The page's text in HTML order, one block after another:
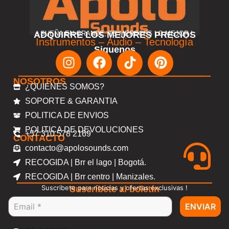
ADQUIRRE LOS MEJORES PRECIOS
! SUEÑA EN GRANDE, TE MERECES LO MEJOR !
Instrumentos – Audio – Tecnología
Siguenos
NOSOTROS
¿QUIENES SOMOS?
SOPORTE & GARANTIA
POLITICA DE ENVIOS
POLITICA DE DEVOLUCIONES
CONTACTO
+57 310 578 2169
contacto@apolosounds.com
RECOGIDA | Brr el lago | Bogotá.
RECOGIDA | Brr centro | Manizales.
Suscríbete al boletín
Suscribete para noticias y ofertas exclusivas !
ENVIAR